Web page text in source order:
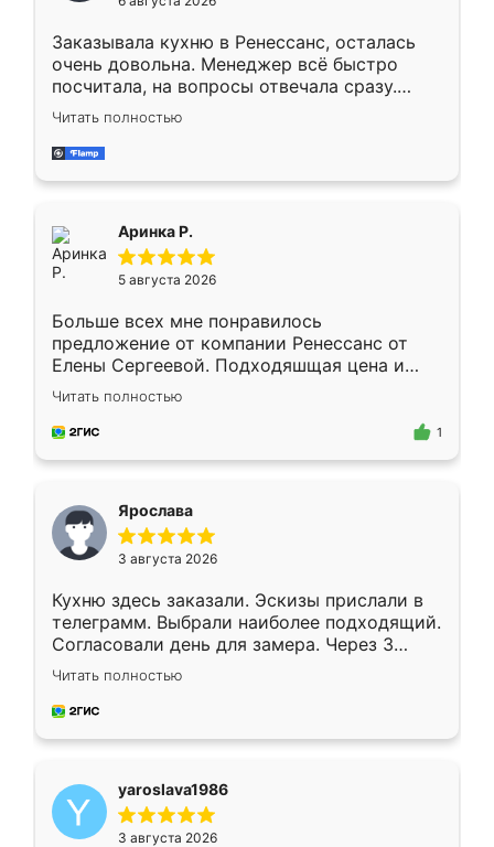
мебели буду заказывать только здесь.
Заказывала кухню в Ренессанс, осталась
очень довольна. Менеджер всё быстро
посчитала, на вопросы отвечала сразу.
Замерщик приехал в субботу, подошёл к
делу со всей ответственностью. Собрали
за день, ребята работали аккуратно, даже
Читать полностью
Аринка Р.
5 августа 2026
Больше всех мне понравилось
предложение от компании Ренессанс от
Елены Сергеевой. Подходяшщая цена и
короткие сроки изготовления. Приехавший
для замера сотрудник Владислав
предложил по моему эскизу самый
Читать полностью
1
Ярослава
3 августа 2026
Кухню здесь заказали. Эскизы прислали в
телеграмм. Выбрали наиболее подходящий.
Согласовали день для замера. Через 3
недели кухня была уже готова. Остались
довольны работой. Спасибо Ренессанс
мебель за качественную работу!
Читать полностью
yaroslava1986
3 августа 2026